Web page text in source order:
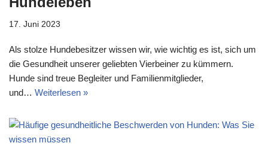
17. Juni 2023
Als stolze Hundebesitzer wissen wir, wie wichtig es ist, sich um
die Gesundheit unserer geliebten Vierbeiner zu kümmern.
Hunde sind treue Begleiter und Familienmitglieder,
und… Weiterlesen »